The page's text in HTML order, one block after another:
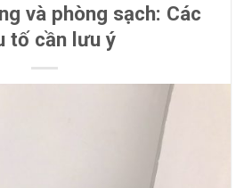
và phòng sạch: Các
tố cần lưu ý